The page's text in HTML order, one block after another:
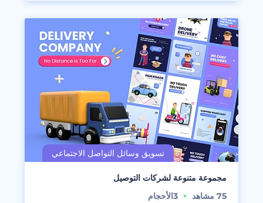
مجموعة متنوعة لشركات التوصيل
75 مشاهد 3الأحجام